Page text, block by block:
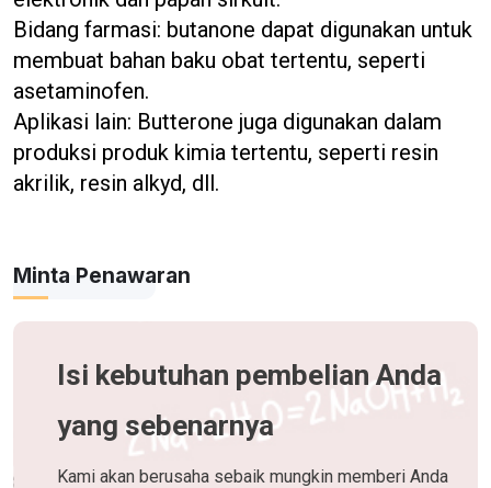
Bidang farmasi: butanone dapat digunakan untuk
membuat bahan baku obat tertentu, seperti
asetaminofen.
Aplikasi lain: Butterone juga digunakan dalam
produksi produk kimia tertentu, seperti resin
akrilik, resin alkyd, dll.
Minta Penawaran
Isi kebutuhan pembelian Anda
yang sebenarnya
Kami akan berusaha sebaik mungkin memberi Anda